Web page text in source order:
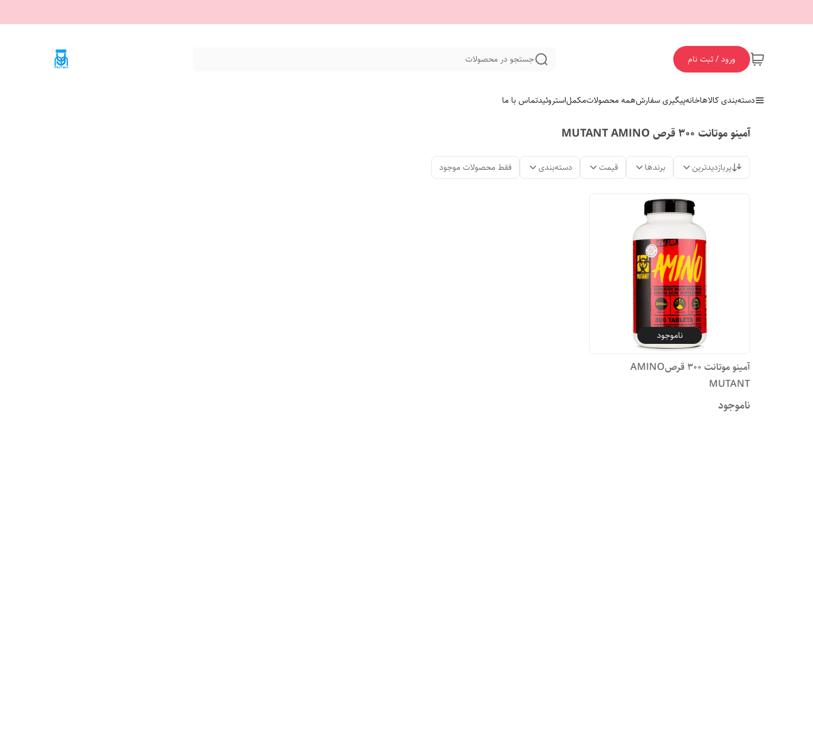
ورود / ثبت نام جستجو در محصولات
دسته‌بندی کالاهاخانهپیگیری سفارشهمه محصولاتمکملاستروئیدتماس با ما
آمینو موتانت 300 قرص MUTANT AMINO
پربازدیدترین برندها قیمت دسته‌بندی فقط محصولات موجود
ناموجود
آمینو موتانت 300 قرصAMINO
MUTANT
ناموجود